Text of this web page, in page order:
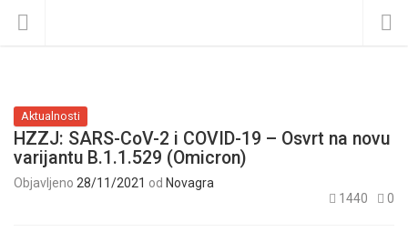
Aktualnosti
HZZJ: SARS-CoV-2 i COVID-19 – Osvrt na novu
varijantu B.1.1.529 (Omicron)
Objavljeno 28/11/2021 od Novagra
1440
0